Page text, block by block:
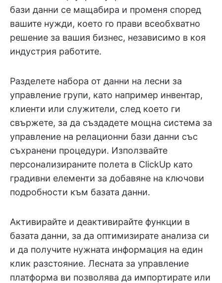
бази данни се мащабира и променя според
вашите нужди, което го прави всеобхватно
решение за вашия бизнес, независимо в коя
индустрия работите.
Разделете набора от данни на лесни за
управление групи, като например инвентар,
клиенти или служители, след което ги
свържете, за да създадете мощна система за
управление на релационни бази данни със
съхранени процедури. Използвайте
персонализираните полета в ClickUp като
градивни елементи за добавяне на ключови
подробности към базата данни.
Активирайте и деактивирайте функции в
базата данни, за да оптимизирате анализа си
и да получите нужната информация на един
клик разстояние. Лесната за управление
платформа ви позволява да импортирате или